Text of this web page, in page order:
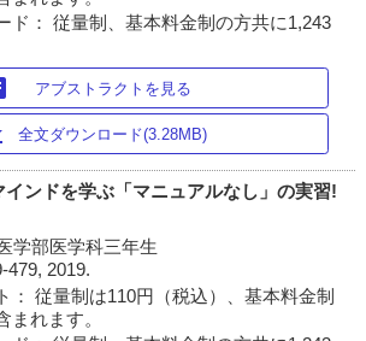
ド： 従量制、基本料金制の方共に1,243
アブストラクトを見る
全文ダウンロード(3.28MB)
インドを学ぶ「マニュアルなし」の実習!
学部医学科三年生
479, 2019.
： 従量制は110円（税込）、基本料金制
まれます。